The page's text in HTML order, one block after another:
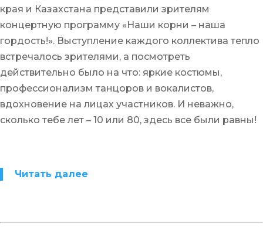
края и Казахстана представили зрителям
концертную программу «Наши корни – наша
гордость!». Выступление каждого коллектива тепло
встречалось зрителями, а посмотреть
действительно было на что: яркие костюмы,
профессионализм танцоров и вокалистов,
вдохновение на лицах участников. И неважно,
сколько тебе лет – 10 или 80, здесь все были равны!
Читать далее